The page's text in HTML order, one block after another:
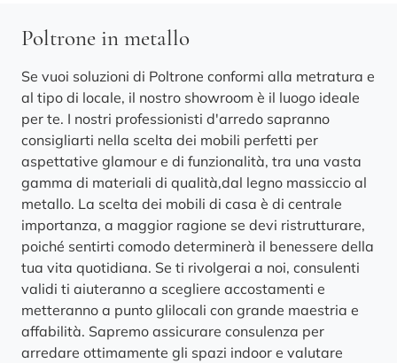
Poltrone in metallo
Se vuoi soluzioni di Poltrone conformi alla metratura e
al tipo di locale, il nostro showroom è il luogo ideale
per te. I nostri professionisti d'arredo sapranno
consigliarti nella scelta dei mobili perfetti per
aspettative glamour e di funzionalità, tra una vasta
gamma di materiali di qualità,dal legno massiccio al
metallo. La scelta dei mobili di casa è di centrale
importanza, a maggior ragione se devi ristrutturare,
poiché sentirti comodo determinerà il benessere della
tua vita quotidiana. Se ti rivolgerai a noi, consulenti
validi ti aiuteranno a scegliere accostamenti e
metteranno a punto glilocali con grande maestria e
affabilità. Sapremo assicurare consulenza per
arredare ottimamente gli spazi indoor e valutare